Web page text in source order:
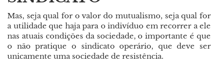
Mas, seja qual for o valor do mutualismo, seja qual for
a utilidade que haja para o indivíduo em recorrer a ele
nas atuais condições da sociedade, o importante é que
o não pratique o sindicato operário, que deve ser
unicamente uma sociedade de resistência.